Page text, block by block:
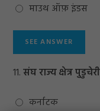
माउथ ऑफ़ इंडस
11.संघ राज्य क्षेत्र
कर्नाटक